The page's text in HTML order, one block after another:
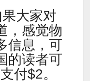
大家对
，感觉物
信息，可
的读者可
付$2。